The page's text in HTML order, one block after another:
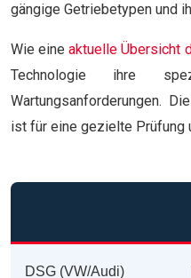
gängige Getriebetypen und
Wie eineaktuelle Übersicht
Technologie ihre
Wartungsanforderungen.
ist für eine gezielte Prüfung
DSG (VW/Audi)